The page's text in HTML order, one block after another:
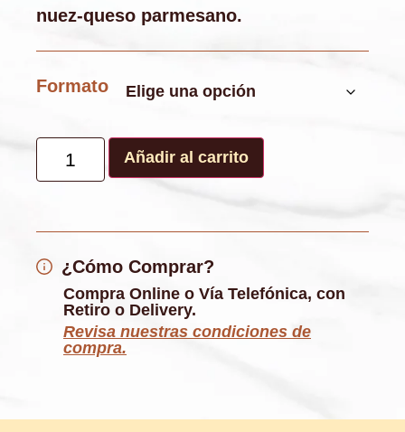
nuez-queso parmesano.
Formato
Añadir al carrito
¿Cómo Comprar?
Compra Online o Vía Telefónica, con
Retiro o Delivery.
Revisa nuestras condiciones de
compra.